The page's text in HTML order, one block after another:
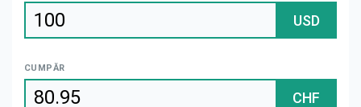
Bănci
Case de schimb
USD
CUMPĂR
CHF